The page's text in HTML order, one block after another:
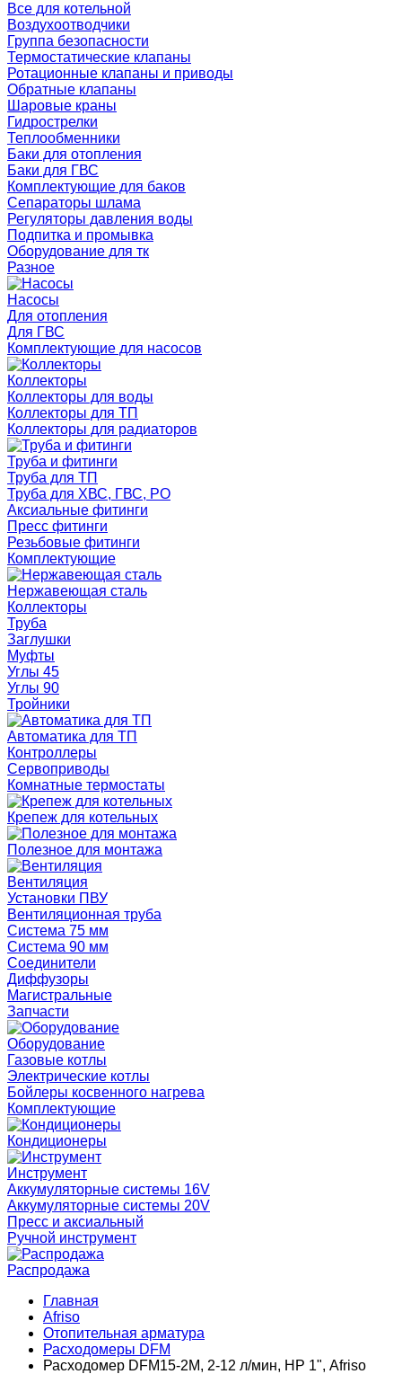
Все для котельной
Воздухоотводчики
Группа безопасности
Термостатические клапаны
Ротационные клапаны и приводы
Обратные клапаны
Шаровые краны
Гидрострелки
Теплообменники
Баки для отопления
Баки для ГВС
Комплектующие для баков
Сепараторы шлама
Регуляторы давления воды
Подпитка и промывка
Оборудование для тк
Разное
Насосы
Для отопления
Для ГВС
Комплектующие для насосов
Коллекторы
Коллекторы для воды
Коллекторы для ТП
Коллекторы для радиаторов
Труба и фитинги
Труба для ТП
Труба для ХВС, ГВС, РО
Аксиальные фитинги
Пресс фитинги
Резьбовые фитинги
Комплектующие
Нержавеющая сталь
Коллекторы
Труба
Заглушки
Муфты
Углы 45
Углы 90
Тройники
Автоматика для ТП
Контроллеры
Сервоприводы
Комнатные термостаты
Крепеж для котельных
Полезное для монтажа
Вентиляция
Установки ПВУ
Вентиляционная труба
Система 75 мм
Система 90 мм
Соединители
Диффузоры
Магистральные
Запчасти
Оборудование
Газовые котлы
Электрические котлы
Бойлеры косвенного нагрева
Комплектующие
Кондиционеры
Инструмент
Аккумуляторные системы 16V
Аккумуляторные системы 20V
Пресс и аксиальный
Ручной инструмент
Распродажа
Главная
Afriso
Отопительная арматура
Расходомеры DFM
Расходомер DFM15-2М, 2-12 л/мин, НР 1", Afriso